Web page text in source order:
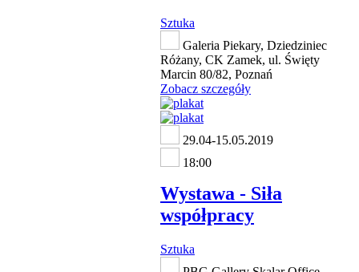
Sztuka
Galeria Piekary, Dziedziniec
Różany, CK Zamek, ul. Święty
Marcin 80/82, Poznań
Zobacz szczegóły
29.04-15.05.2019
18:00
Wystawa - Siła
współpracy
Sztuka